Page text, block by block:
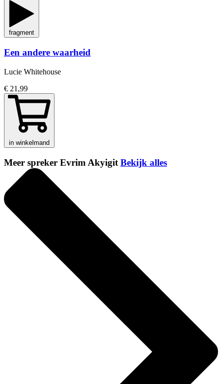
fragment
Een andere waarheid
Lucie Whitehouse
€ 21,99
in winkelmand
Meer spreker Evrim Akyigit Bekijk alles